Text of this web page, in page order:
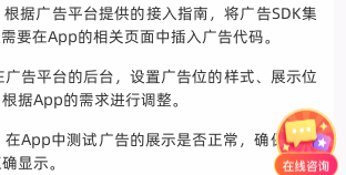
据广告平台提供的接入指南，将广告SDK集
要在App的相关页面中插入广告代码。
告平台的后台，设置广告位的样式、展示位
据App的需求进行调整。
App中测试广告的展示是否正常，确保广告
显示。